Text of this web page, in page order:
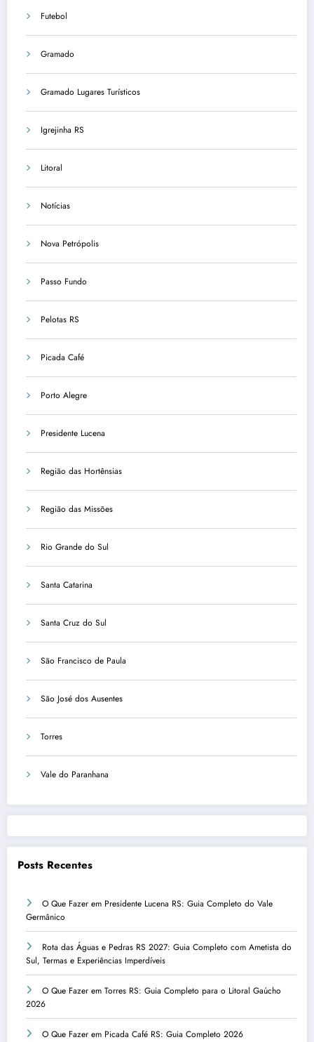
Futebol
Gramado
Gramado Lugares Turísticos
Igrejinha RS
Litoral
Notícias
Nova Petrópolis
Passo Fundo
Pelotas RS
Picada Café
Porto Alegre
Presidente Lucena
Região das Hortênsias
Região das Missões
Rio Grande do Sul
Santa Catarina
Santa Cruz do Sul
São Francisco de Paula
São José dos Ausentes
Torres
Vale do Paranhana
Posts Recentes
O Que Fazer em Presidente Lucena RS: Guia Completo do Vale
Germânico
Rota das Águas e Pedras RS 2027: Guia Completo com Ametista do
Sul, Termas e Experiências Imperdíveis
O Que Fazer em Torres RS: Guia Completo para o Litoral Gaúcho
2026
O Que Fazer em Picada Café RS: Guia Completo 2026